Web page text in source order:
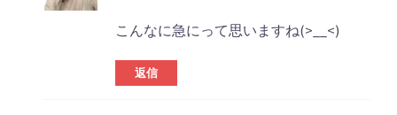
こんなに急にって思いますね(>__<)
返信